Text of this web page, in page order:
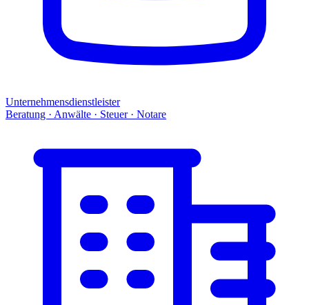
Unternehmensdienstleister
Beratung · Anwälte · Steuer · Notare